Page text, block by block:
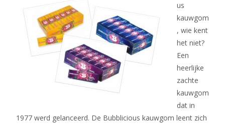
us
kauwgom
, wie kent
het niet?
Een
heerlijke
zachte
kauwgom
dat in
1977 werd gelanceerd. De Bubblicious kauwgom leent zich